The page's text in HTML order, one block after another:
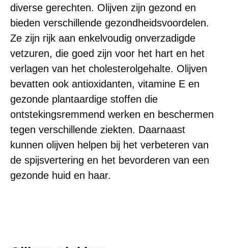
diverse gerechten. Olijven zijn gezond en
bieden verschillende gezondheidsvoordelen.
Ze zijn rijk aan enkelvoudig onverzadigde
vetzuren, die goed zijn voor het hart en het
verlagen van het cholesterolgehalte. Olijven
bevatten ook antioxidanten, vitamine E en
gezonde plantaardige stoffen die
ontstekingsremmend werken en beschermen
tegen verschillende ziekten. Daarnaast
kunnen olijven helpen bij het verbeteren van
de spijsvertering en het bevorderen van een
gezonde huid en haar.